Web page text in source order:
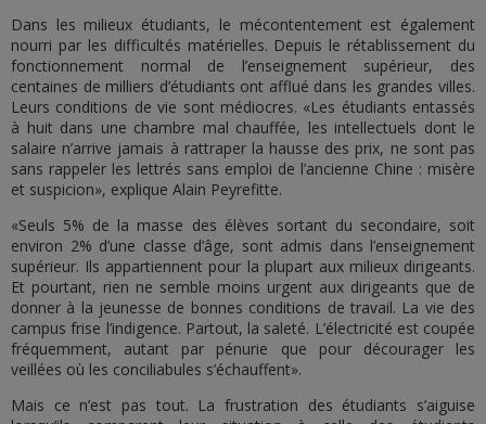
Dans les milieux étudiants, le mécontentement est également
nourri par les difficultés matérielles. Depuis le rétablissement du
fonctionnement normal de l’enseignement supérieur, des
centaines de milliers d’étudiants ont afflué dans les grandes villes.
Leurs conditions de vie sont médiocres. «Les étudiants entassés
à huit dans une chambre mal chauffée, les intellectuels dont le
salaire n’arrive jamais à rattraper la hausse des prix, ne sont pas
sans rappeler les lettrés sans emploi de l’ancienne Chine : misère
et suspicion», explique Alain Peyrefitte.
«Seuls 5% de la masse des élèves sortant du secondaire, soit
environ 2% d’une classe d’âge, sont admis dans l’enseignement
supérieur. Ils appartiennent pour la plupart aux milieux dirigeants.
Et pourtant, rien ne semble moins urgent aux dirigeants que de
donner à la jeunesse de bonnes conditions de travail. La vie des
campus frise l’indigence. Partout, la saleté. L’électricité est coupée
fréquemment, autant par pénurie que pour décourager les
veillées où les conciliabules s’échauffent».
Mais ce n’est pas tout. La frustration des étudiants s’aiguise